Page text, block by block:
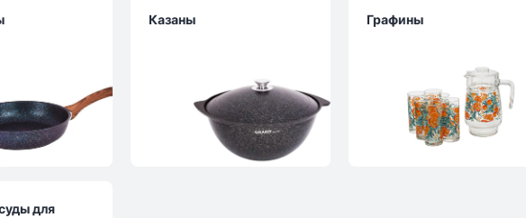
Казаны Графины
для